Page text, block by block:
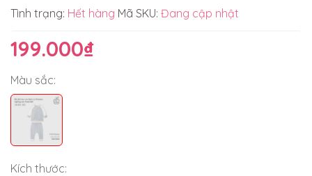
Tình trạng: Hết hàng Mã SKU: Đang cập nhật
199.000₫
Màu sắc:
Kích thước: